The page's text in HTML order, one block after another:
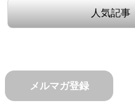
人気記事
メルマガ登録